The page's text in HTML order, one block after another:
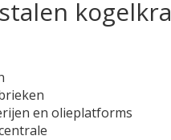
en olieplatforms